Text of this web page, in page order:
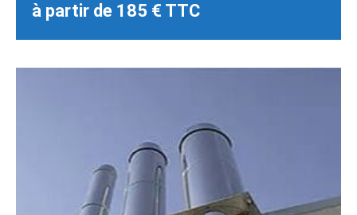
à partir de 185 € TTC